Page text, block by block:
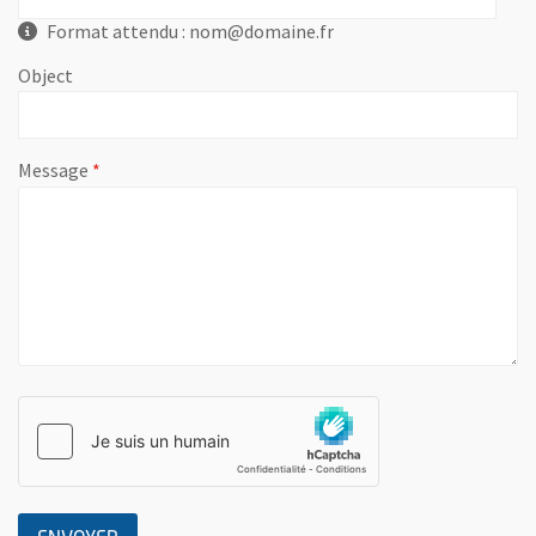
Format attendu : nom@domaine.fr
Object
Message , champ obligatoire